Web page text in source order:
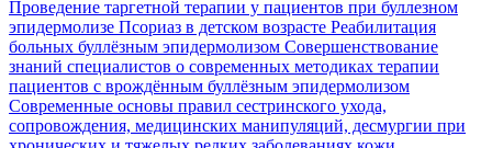
Проведение таргетной терапии у пациентов при буллезном
эпидермолизе Псориаз в детском возрасте Реабилитация
больных буллёзным эпидермолизом Совершенствование
знаний специалистов о современных методиках терапии
пациентов с врождённым буллёзным эпидермолизом
Современные основы правил сестринского ухода,
сопровождения, медицинских манипуляций, десмургии при